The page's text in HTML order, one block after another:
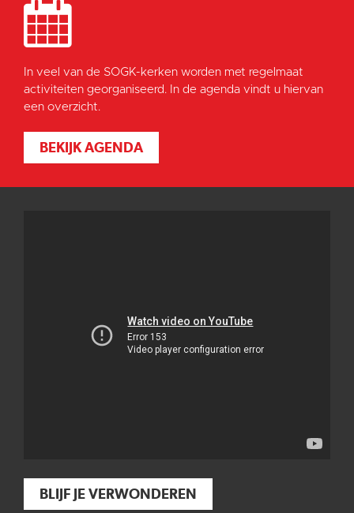
In veel van de SOGK-kerken worden met regelmaat
activiteiten georganiseerd. In de agenda vindt u hiervan
een overzicht.
BEKIJK AGENDA
BLIJF JE VERWONDEREN